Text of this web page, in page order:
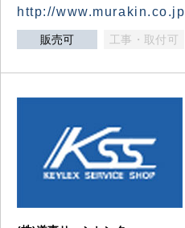
http://www.murakin.co.jp
販売可 工事・取付可